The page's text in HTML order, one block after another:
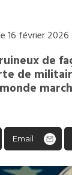
16 février 2026
de
de
Email